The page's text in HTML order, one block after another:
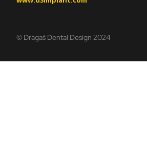
© Dragaš Dental Design 2024